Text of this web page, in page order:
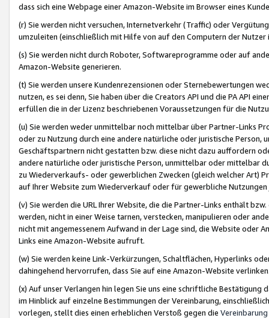
dass sich eine Webpage einer Amazon-Website im Browser eines
(r) Sie werden nicht versuchen, Internetverkehr (Traffic) oder
umzuleiten (einschließlich mit Hilfe von auf den Computern der
(s) Sie werden nicht durch Roboter, Softwareprogramme oder auf
Amazon-Website generieren.
(t) Sie werden unsere Kundenrezensionen oder Sternebewertungen
nutzen, es sei denn, Sie haben über die Creators API und die PA API
erfüllen die in der Lizenz beschriebenen Voraussetzungen für die
(u) Sie werden weder unmittelbar noch mittelbar über Partner-Links
oder zu Nutzung durch eine andere natürliche oder juristische
Geschäftspartnern nicht gestatten bzw. diese nicht dazu auffordern
andere natürliche oder juristische Person, unmittelbar oder mittelbar
zu Wiederverkaufs- oder gewerblichen Zwecken (gleich welcher Art)
auf Ihrer Website zum Wiederverkauf oder für gewerbliche
(v) Sie werden die URL Ihrer Website, die die Partner-Links enthält
werden, nicht in einer Weise tarnen, verstecken, manipulieren oder
nicht mit angemessenem Aufwand in der Lage sind, die Website oder
Links eine Amazon-Website aufruft.
(w) Sie werden keine Link-Verkürzungen, Schaltflächen, Hyperlinks
dahingehend hervorrufen, dass Sie auf eine Amazon-Website
(x) Auf unser Verlangen hin legen Sie uns eine schriftliche
im Hinblick auf einzelne Bestimmungen der Vereinbarung,
vorlegen, stellt dies einen erheblichen Verstoß gegen die Vereinbarung